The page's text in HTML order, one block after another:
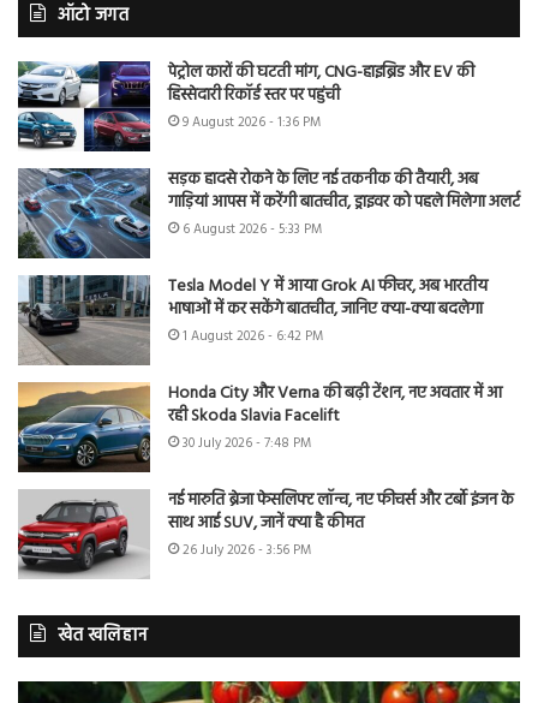
ऑटो जगत
पेट्रोल कारों की घटती मांग, CNG-हाइब्रिड और EV की
हिस्सेदारी रिकॉर्ड स्तर पर पहुंची
9 August 2026 - 1:36 PM
सड़क हादसे रोकने के लिए नई तकनीक की तैयारी, अब
गाड़ियां आपस में करेंगी बातचीत, ड्राइवर को पहले मिलेगा अलर्ट
6 August 2026 - 5:33 PM
Tesla Model Y में आया Grok AI फीचर, अब भारतीय
भाषाओं में कर सकेंगे बातचीत, जानिए क्या-क्या बदलेगा
1 August 2026 - 6:42 PM
Honda City और Verna की बढ़ी टेंशन, नए अवतार में आ
रही Skoda Slavia Facelift
30 July 2026 - 7:48 PM
नई मारुति ब्रेजा फेसलिफ्ट लॉन्च, नए फीचर्स और टर्बो इंजन के
साथ आई SUV, जानें क्या है कीमत
26 July 2026 - 3:56 PM
खेत खलिहान